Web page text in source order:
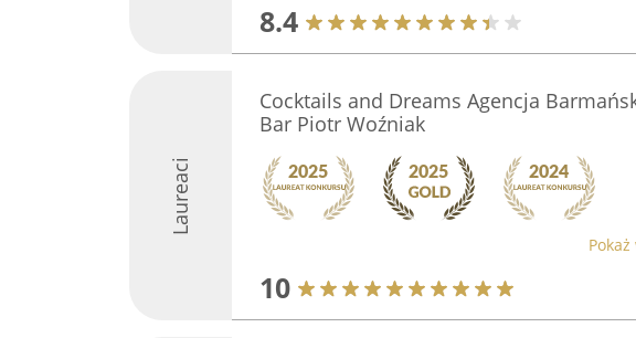
8.4
Laureaci
Cocktails and Dreams Agencja
Bar Piotr Woźniak
10